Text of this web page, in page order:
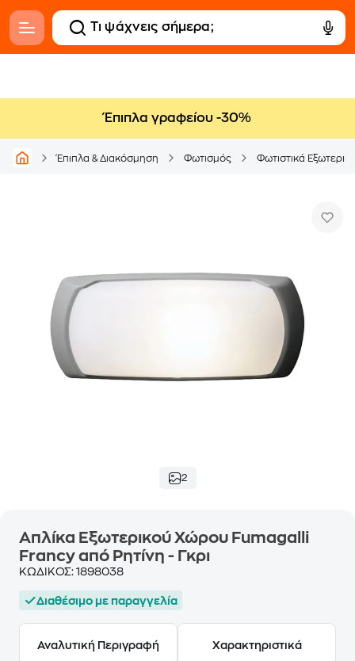
Έπιπλα γραφείου -30%
Έπιπλα & Διακόσμηση Φωτισμός Φωτιστικά
2
Απλίκα Εξωτερικού Χώρου Fumagalli
Francy από Ρητίνη - Γκρι
ΚΩΔΙΚΟΣ: 1898038
Διαθέσιμο με παραγγελία
Αναλυτική Περιγραφή Χαρακτηριστικά